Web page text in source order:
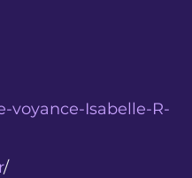
voyance-Isabelle-R-
/